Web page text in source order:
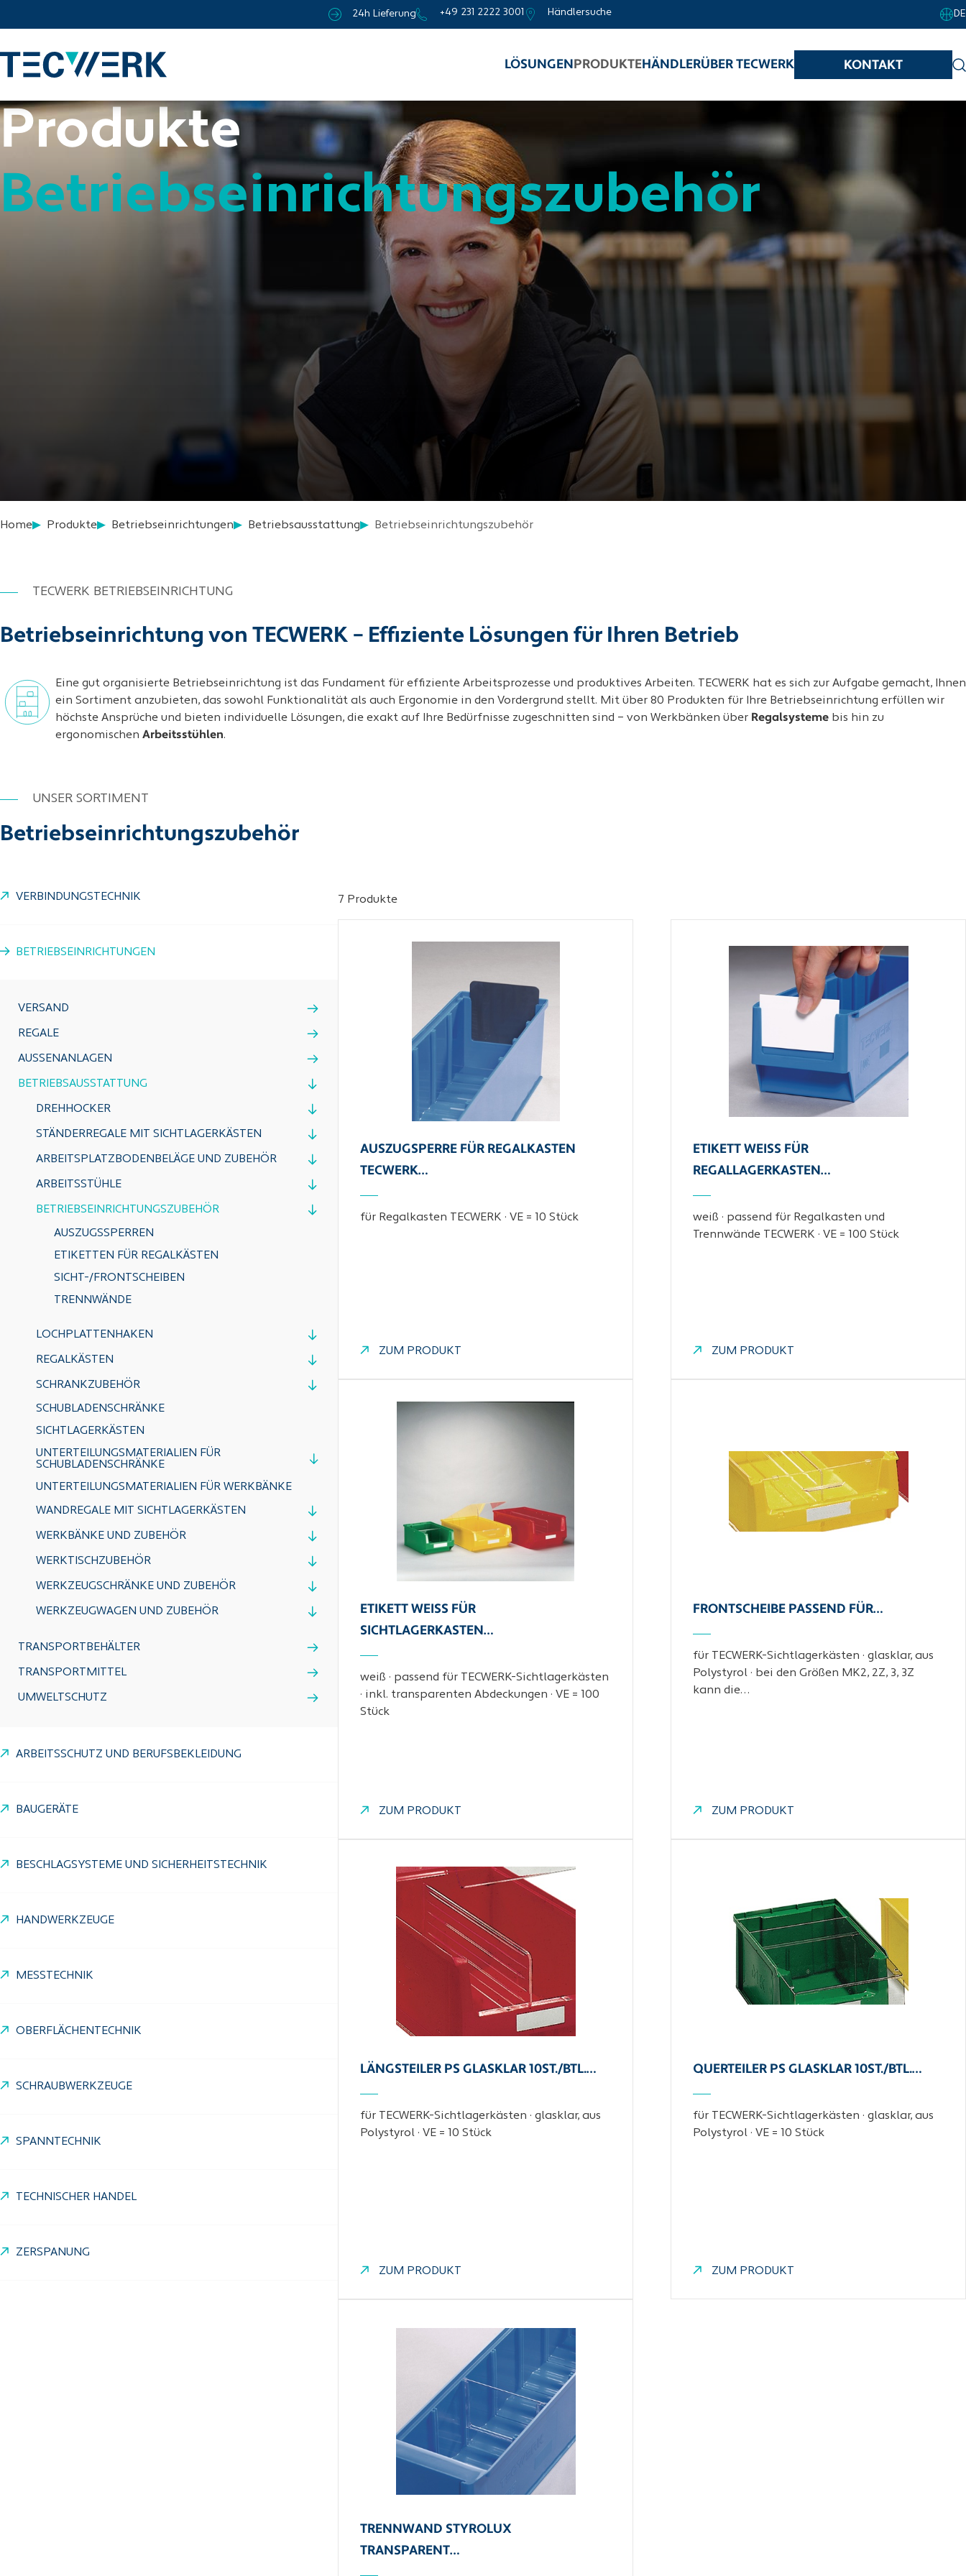
24h Lieferung +49 231 2222 3001 Händlersuche DE
LÖSUNGEN PRODUKTEHÄNDLERÜBER TECWERK KONTAKT
Produkte
Betriebseinrichtungszubehör
Home Produkte Betriebseinrichtungen Betriebsausstattung Betriebseinrichtungszubehör
Betriebseinrichtung von TECWERK – Effiziente Lösungen für Ihren Betrieb
TECWERK BETRIEBSEINRICHTUNG
Eine gut organisierte Betriebseinrichtung ist das Fundament für effiziente Arbeitsprozesse und produktives Arbeiten. TECWERK hat es sich zur Aufgabe gemacht, Ihnen
ein Sortiment anzubieten, das sowohl Funktionalität als auch Ergonomie in den Vordergrund stellt. Mit über 80 Produkten für Ihre Betriebseinrichtung erfüllen wir
höchste Ansprüche und bieten individuelle Lösungen, die exakt auf Ihre Bedürfnisse zugeschnitten sind – von Werkbänken über Regalsysteme bis hin zu
ergonomischen Arbeitsstühlen.
UNSER SORTIMENT
Betriebseinrichtungszubehör
VERBINDUNGSTECHNIK
BETRIEBSEINRICHTUNGEN
VERSAND
REGALE
AUSSENANLAGEN
BETRIEBSAUSSTATTUNG
DREHHOCKER
STÄNDERREGALE MIT SICHTLAGERKÄSTEN
ARBEITSPLATZBODENBELÄGE UND ZUBEHÖR
ARBEITSSTÜHLE
BETRIEBSEINRICHTUNGSZUBEHÖR
AUSZUGSSPERREN
ETIKETTEN FÜR REGALKÄSTEN
SICHT-/FRONTSCHEIBEN
TRENNWÄNDE
LOCHPLATTENHAKEN
REGALKÄSTEN
SCHRANKZUBEHÖR
SCHUBLADENSCHRÄNKE
SICHTLAGERKÄSTEN
UNTERTEILUNGSMATERIALIEN FÜR
SCHUBLADENSCHRÄNKE
UNTERTEILUNGSMATERIALIEN FÜR WERKBÄNKE
WANDREGALE MIT SICHTLAGERKÄSTEN
WERKBÄNKE UND ZUBEHÖR
WERKTISCHZUBEHÖR
WERKZEUGSCHRÄNKE UND ZUBEHÖR
WERKZEUGWAGEN UND ZUBEHÖR
TRANSPORTBEHÄLTER
TRANSPORTMITTEL
UMWELTSCHUTZ
ARBEITSSCHUTZ UND BERUFSBEKLEIDUNG
BAUGERÄTE
BESCHLAGSYSTEME UND SICHERHEITSTECHNIK
HANDWERKZEUGE
MESSTECHNIK
OBERFLÄCHENTECHNIK
SCHRAUBWERKZEUGE
SPANNTECHNIK
TECHNISCHER HANDEL
ZERSPANUNG
7 Produkte
AUSZUGSPERRE FÜR REGALKASTEN
TECWERK…
für Regalkasten TECWERK · VE = 10 Stück
ZUM PRODUKT
ETIKETT WEISS FÜR R
EGALLAGERKASTEN…
weiß · passend für Regalkasten und
Trennwände TECWERK · VE = 100 Stück
ZUM PRODUKT
ETIKETT WEISS FÜR S
ICHTLAGERKASTEN…
weiß · passend für TECWERK-Sichtlagerkästen
· inkl. transparenten Abdeckungen · VE = 100
Stück
ZUM PRODUKT
FRONTSCHEIBE PASSEND FÜR…
für TECWERK-Sichtlagerkästen · glasklar, aus
Polystyrol · bei den Größen MK2, 2Z, 3, 3Z
kann die…
ZUM PRODUKT
LÄNGSTEILER PS GLASKLAR 10ST./BTL.…
für TECWERK-Sichtlagerkästen · glasklar, aus
Polystyrol · VE = 10 Stück
ZUM PRODUKT
QUERTEILER PS GLASKLAR 10ST./BTL.…
für TECWERK-Sichtlagerkästen · glasklar, aus
Polystyrol · VE = 10 Stück
ZUM PRODUKT
TRENNWAND STYROLUX
TRANSPARENT…